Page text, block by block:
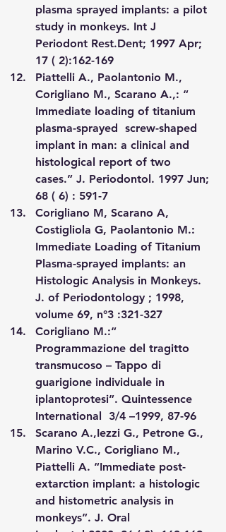
plasma sprayed implants: a pilot
study in monkeys. Int J
Periodont Rest.Dent; 1997 Apr;
17 ( 2):162-169
Piattelli A., Paolantonio M.,
Corigliano M., Scarano A.,: “
Immediate loading of titanium
plasma-sprayed  screw-shaped
implant in man: a clinical and
histological report of two
cases.” J. Periodontol. 1997 Jun;
68 ( 6) : 591-7
Corigliano M, Scarano A,
Costigliola G, Paolantonio M.:
Immediate Loading of Titanium
Plasma-sprayed implants: an
Histologic Analysis in Monkeys.
J. of Periodontology ; 1998,
volume 69, n°3 :321-327
Corigliano M.:“
Programmazione del tragitto
transmucoso – Tappo di
guarigione individuale in
iplantoprotesi”. Quintessence
International  3/4 –1999, 87-96
Scarano A.,Iezzi G., Petrone G.,
Marino V.C., Corigliano M.,
Piattelli A. “Immediate post-
extarction implant: a histologic
and histometric analysis in
monkeys”. J. Oral